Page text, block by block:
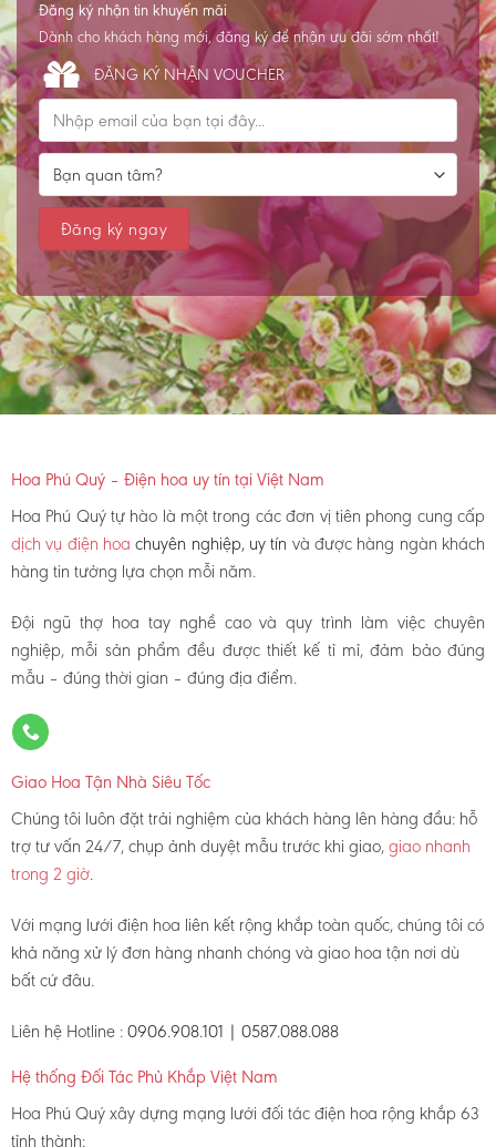
Đăng ký nhận tin khuyến mãi
Dành cho khách hàng mới, đăng ký để nhận ưu đãi sớm nhất!
ĐĂNG KÝ NHẬN VOUCHER
Hoa Phú Quý – Điện hoa uy tín tại Việt Nam
Hoa Phú Quý tự hào là một trong các đơn vị tiên phong cung cấp
dịch vụ điện hoachuyên nghiệp, uy tín và được hàng ngàn khách
hàng tin tưởng lựa chọn mỗi năm.
Đội ngũ thợ hoa tay nghề cao và quy trình làm việc chuyên
nghiệp, mỗi sản phẩm đều được thiết kế tỉ mỉ, đảm bảo đúng
mẫu – đúng thời gian – đúng địa điểm.
Giao Hoa Tận Nhà Siêu Tốc
Chúng tôi luôn đặt trải nghiệm của khách hàng lên hàng đầu: hỗ
trợ tư vấn 24/7, chụp ảnh duyệt mẫu trước khi giao,giao nhanh
trong 2 giờ.
Với mạng lưới điện hoa liên kết rộng khắp toàn quốc, chúng tôi có
khả năng xử lý đơn hàng nhanh chóng và giao hoa tận nơi dù
bất cứ đâu.
Liên hệ Hotline : 0906.908.101 | 0587.088.088
Hệ thống Đối Tác Phủ Khắp Việt Nam
Hoa Phú Quý xây dựng mạng lưới đối tác điện hoa rộng khắp 63
tỉnh thành: